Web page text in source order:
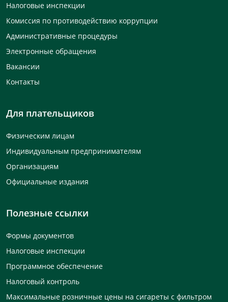
Налоговые инспекции
Комиссия по противодействию коррупции
Административные процедуры
Электронные обращения
Вакансии
Контакты
Для плательщиков
Физическим лицам
Индивидуальным предпринимателям
Организациям
Официальные издания
Полезные ссылки
Формы документов
Налоговые инспекции
Программное обеспечение
Налоговый контроль
Максимальные розничные цены на сигареты с фильтром